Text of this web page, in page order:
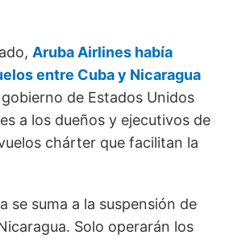
Aruba Airlines había
entre Cuba y Nicaragua
de Estados Unidos
a los dueños y ejecutivos de
chárter que facilitan la
se suma a la suspensión de
Solo operarán los